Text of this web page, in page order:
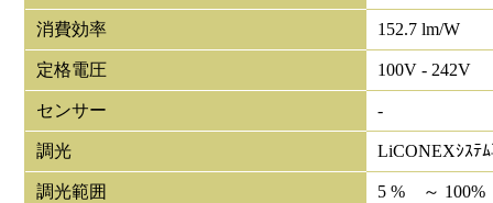
消費効率 152.7 lm/W
定格電圧 100V - 242V
センサー -
調光 LiCONEXｼｽﾃ
調光範囲 5 % ～ 100%